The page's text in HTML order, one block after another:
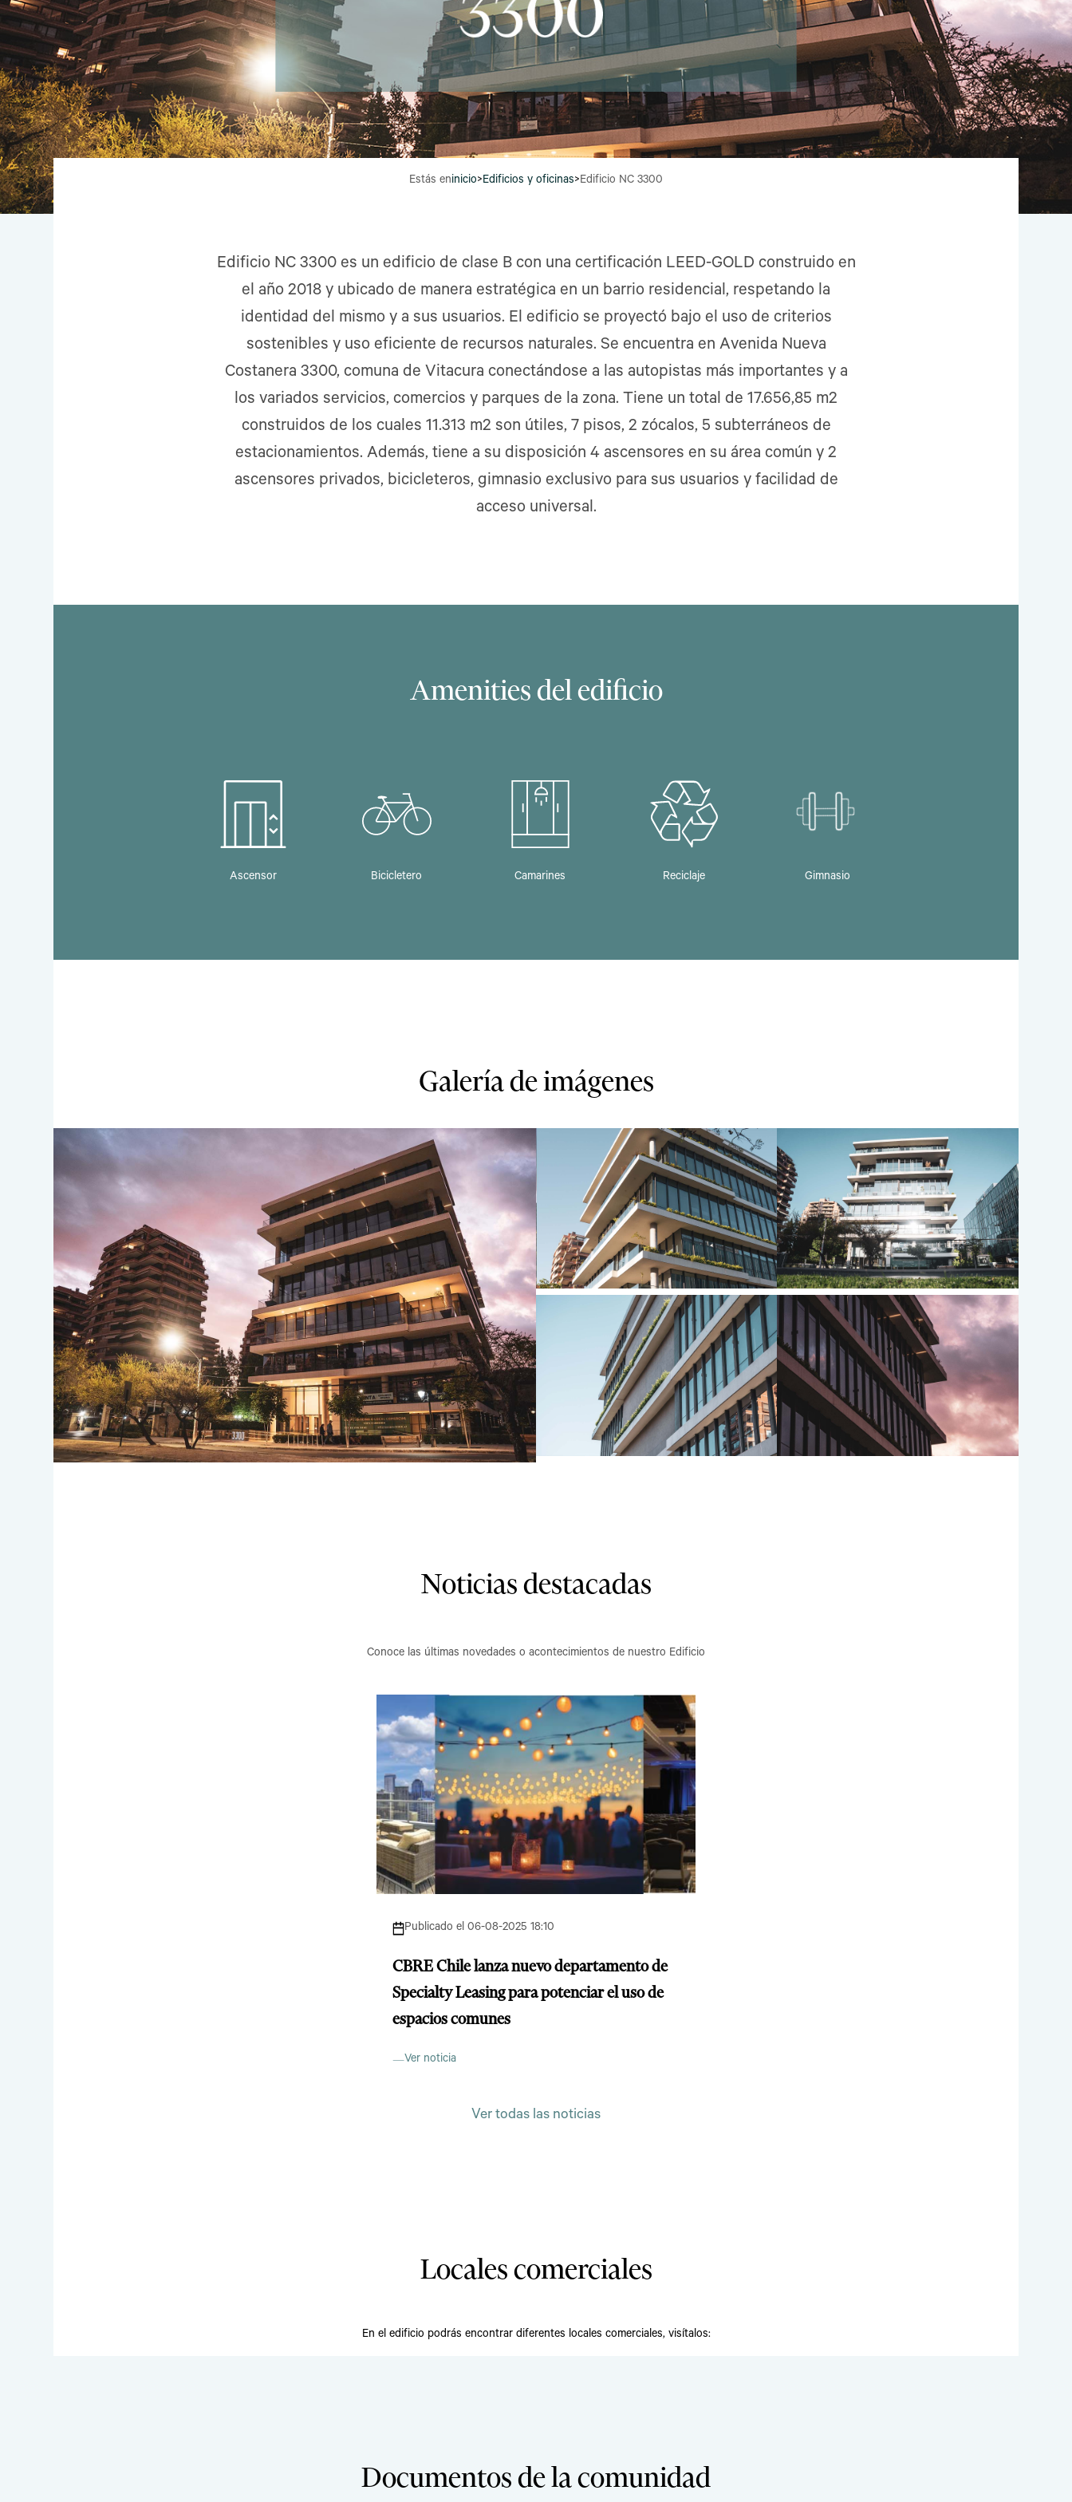
Estás eninicio>Edificios y oficinas>Edificio NC 3300
Edificio NC 3300 es un edificio de clase B con una certificación LEED-GOLD construido en
el año 2018 y ubicado de manera estratégica en un barrio residencial, respetando la
identidad del mismo y a sus usuarios. El edificio se proyectó bajo el uso de criterios
sostenibles y uso eficiente de recursos naturales. Se encuentra en Avenida Nueva
Costanera 3300, comuna de Vitacura conectándose a las autopistas más importantes y a
los variados servicios, comercios y parques de la zona. Tiene un total de 17.656,85 m2
construidos de los cuales 11.313 m2 son útiles, 7 pisos, 2 zócalos, 5 subterráneos de
estacionamientos. Además, tiene a su disposición 4 ascensores en su área común y 2
ascensores privados, bicicleteros, gimnasio exclusivo para sus usuarios y facilidad de
acceso universal.
Amenities del edificio
Ascensor Bicicletero Camarines Reciclaje Gimnasio
Galería de imágenes
Noticias destacadas
Conoce las últimas novedades o acontecimientos de nuestro Edificio
Publicado el 06-08-2025 18:10
CBRE Chile lanza nuevo departamento de
Specialty Leasing para potenciar el uso de
espacios comunes
Ver noticia
Ver todas las noticias
Locales comerciales
En el edificio podrás encontrar diferentes locales comerciales, visítalos:
Documentos de la comunidad